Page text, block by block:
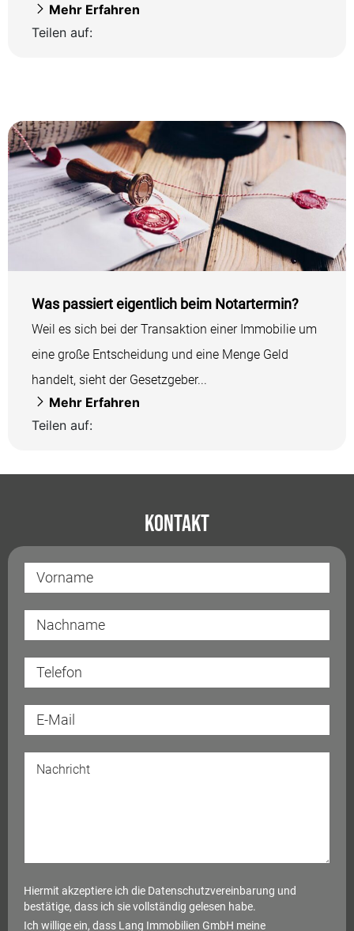
Mehr Erfahren
Teilen auf:
Was passiert eigentlich beim Notartermin?
Weil es sich bei der Transaktion einer Immobilie um
eine große Entscheidung und eine Menge Geld
handelt, sieht der Gesetzgeber...
Mehr Erfahren
Teilen auf:
Kontakt
Hiermit akzeptiere ich die Datenschutzvereinbarung und
bestätige, dass ich sie vollständig gelesen habe.
Ich willige ein, dass Lang Immobilien GmbH meine